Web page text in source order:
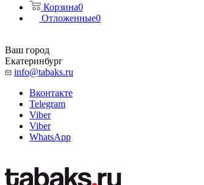
Корзина0
Отложенные0
Ваш город
Екатеринбург
info@tabaks.ru
Вконтакте
Telegram
Viber
Viber
WhatsApp